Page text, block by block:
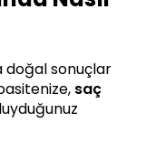
doğal sonuçlar
saç